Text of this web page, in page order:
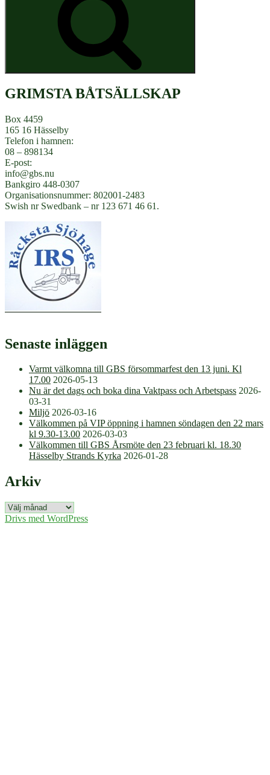
GRIMSTA BÅTSÄLLSKAP
Box 4459
165 16 Hässelby
Telefon i hamnen:
08 – 898134
E-post:
info@gbs.nu
Bankgiro 448-0307
Organisationsnummer: 802001-2483
Swish nr Swedbank – nr 123 671 46 61.
Senaste inläggen
Varmt välkomna till GBS försommarfest den 13 juni. Kl
17.00 2026-05-13
Nu är det dags och boka dina Vaktpass och Arbetspass 2026-
03-31
Miljö 2026-03-16
Välkommen på VIP öppning i hamnen söndagen den 22 mars
kl 9.30-13.00 2026-03-03
Välkommen till GBS Årsmöte den 23 februari kl. 18.30
Hässelby Strands Kyrka 2026-01-28
Arkiv
Arkiv
Drivs med WordPress